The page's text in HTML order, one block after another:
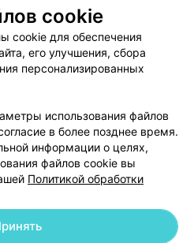
Способы оплаты
Партнеры
103.by
данных
| 220012, Республика Беларусь,
cookie
cookie для обеспечения
его улучшения, сбора
персонализированных
использования файлов
в более позднее время.
информации о целях,
файлов cookie вы
Политикой обработки